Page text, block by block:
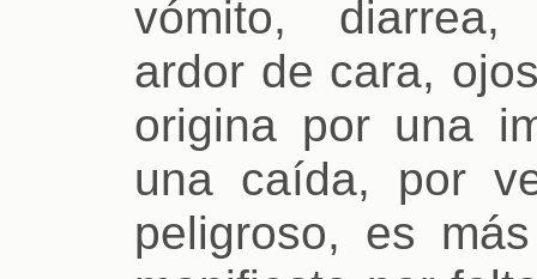
vómito, diarrea,
ardor de cara,
origina por una
una caída, por
peligroso, es